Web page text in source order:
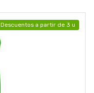
Descuentos a partir de 3 u